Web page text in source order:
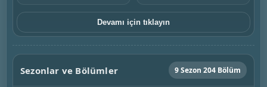
Devamı için tıklayın
Sezonlar ve Bölümler 9 Sezon 204 Bölüm